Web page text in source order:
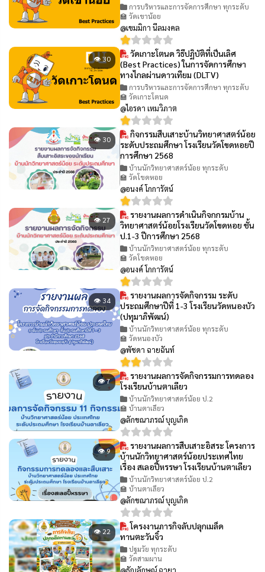
การบริหารและการจัดการศึกษา ทุกระดับ
🏫 วัดเขาน้อย
@เขมมิกา นีลมงคล
👁 30
วัดเกาะโตนด วิธีปฏิบัติที่เป็นเลิศ
(Best Practices) ในการจัดการศึกษา
ทางไกลผ่านดาวเทียม (DLTV)
การบริหารและการจัดการศึกษา ทุกระดับ
🏫 วัดเกาะโตนด
@ไอรดา เหมวิภาต
👁 30
กิจกรรมสืบเสาะบ้านวิทยาศาสตร์น้อย
ระดับประถมศึกษา โรงเรียนวัดโขดหอยปี
การศึกษา 2568
บ้านนักวิทยาศาสตร์น้อย ทุกระดับ
🏫 วัดโขดหอย
@อนงค์ โกการัตน์
👁 27
รายงานผลการดำเนินกิจกกรมบ้าน
วิทยาศาสตร์น้อยโรงเรียนวัดโขดหอย ชั้น
ป.1-3 ปีการศึกษา 2568
บ้านนักวิทยาศาสตร์น้อย ทุกระดับ
🏫 วัดโขดหอย
@อนงค์ โกการัตน์
👁 34
รายงานผลการจัดกิจกรรม ระดับ
ประถมศึกษาปีที่ 1-3 โรงเรียนวัดหนองบัว
(ปทุมาภิพัฒน์)
บ้านนักวิทยาศาสตร์น้อย ทุกระดับ
🏫 วัดหนองบัว
@พัชดา ฉายฉันท์
👁 7
รายงานผลการจัดกิจกรรมการทดลอง
โรงเรียนบ้านตาเลียว
บ้านนักวิทยาศาสตร์น้อย ป.2
🏫 บ้านตาเลียว
@ลักขณาภรณ์ บุญเกิด
👁 9
รายงานผลการสืบเสาะอิสระ โครงการ
บ้านนักวิทยาศาสตร์น้อยประเทศไทย
เรื่อง สเลอปี้หรรษา โรงเรียนบ้านตาเลียว
บ้านนักวิทยาศาสตร์น้อย ป.2
🏫 บ้านตาเลียว
@ลักขณาภรณ์ บุญเกิด
👁 22
โครงงานภารกิจลับปลุกเมล็ด
ทานตะวันจิ๋ว
ปฐมวัย ทุกระดับ
🏫 วัดสามผาน
@ธัญลักษณ์ ฉายา